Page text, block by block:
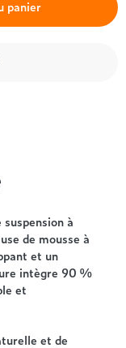
panier
à
de mousse à
et un
intègre 90 %
et
et de